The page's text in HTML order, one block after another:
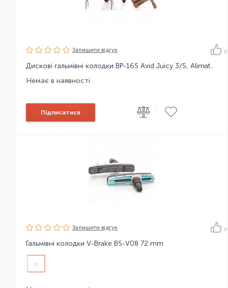
Залишити вiдгук 0
Дискові гальмівні колодки BP-16S Avid Juicy 3/5, Alimate, металок
Немає в наявності
Підписатися
Залишити вiдгук 0
Гальмівні колодки V-Brake BS-V08 72 mm